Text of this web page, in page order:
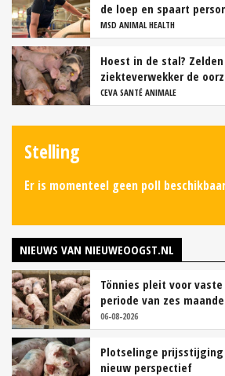
de loep en spaart
MSD ANIMAL HEALTH
Hoest in de stal?
ziekteverwekker de
CEVA SANTÉ ANIMALE
Stelling
Er is momenteel geen poll
NIEUWS VAN NIEUWEOOGST.NL
Tönnies pleit voor
periode van zes
06-08-2026
Plotselinge
nieuw perspectief